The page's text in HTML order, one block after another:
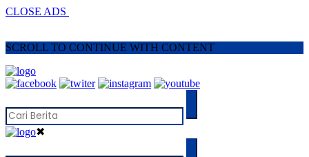
CLOSE ADS
SCROLL TO CONTINUE WITH CONTENT
✖